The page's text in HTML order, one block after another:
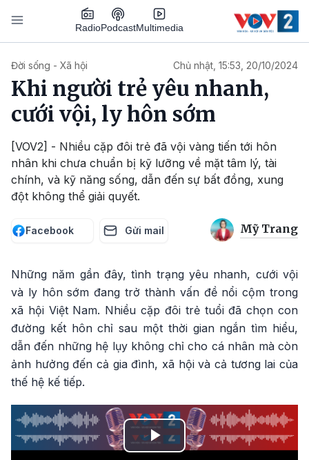
Nhảy đến nội dung
RadioPodcastMultimedia
Đời sống - Xã hội Chủ nhật, 15:53, 20/10/2024
Khi người trẻ yêu nhanh,
cưới vội, ly hôn sớm
[VOV2] - Nhiều cặp đôi trẻ đã vội vàng tiến tới hôn
nhân khi chưa chuẩn bị kỹ lưỡng về mặt tâm lý, tài
chính, và kỹ năng sống, dẫn đến sự bất đồng, xung
đột không thể giải quyết.
Facebook Gửi mail Mỹ Trang
Những năm gần đây, tình trạng yêu nhanh, cưới vội
và ly hôn sớm đang trở thành vấn đề nổi cộm trong
xã hội Việt Nam. Nhiều cặp đôi trẻ tuổi đã chọn con
đường kết hôn chỉ sau một thời gian ngắn tìm hiểu,
dẫn đến những hệ lụy không chỉ cho cá nhân mà còn
ảnh hưởng đến cả gia đình, xã hội và cả tương lai của
thế hệ kế tiếp.
Play